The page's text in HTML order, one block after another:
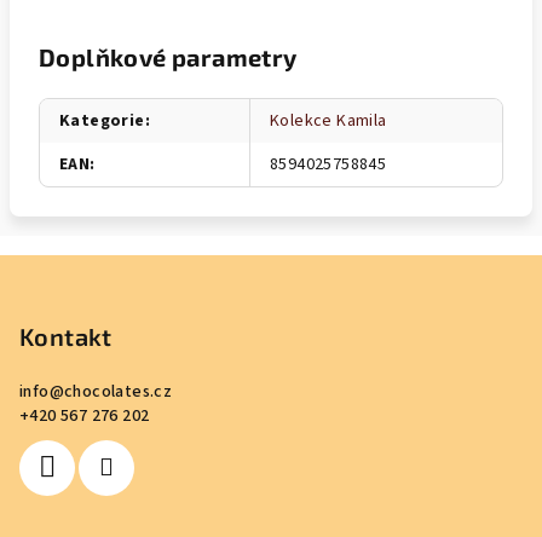
Doplňkové parametry
Kategorie:
Kolekce Kamila
EAN: 8594025758845
Kontakt
info@chocolates.cz
+420 567 276 202